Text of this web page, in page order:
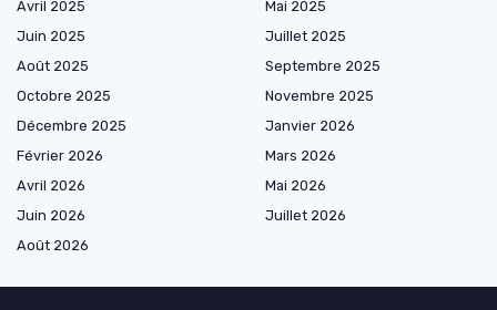
Avril 2025
Mai 2025
Juin 2025
Juillet 2025
Août 2025
Septembre 2025
Octobre 2025
Novembre 2025
Décembre 2025
Janvier 2026
Février 2026
Mars 2026
Avril 2026
Mai 2026
Juin 2026
Juillet 2026
Août 2026